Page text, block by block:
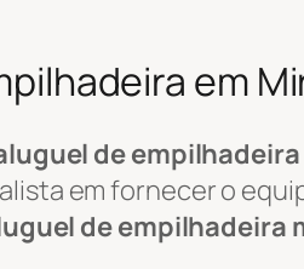
em
de empilhadeira
em fornecer o
de empilhadeira